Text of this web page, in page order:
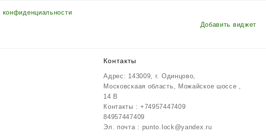
конфиденциальности
Добавить виджет
Контакты
Адрес: 143009, г. Одинцово,
Московскаая область, Можайское шоссе ,
14 В
Контакты : +74957447409
84957447409
Эл. почта : punto.lock@yandex.ru